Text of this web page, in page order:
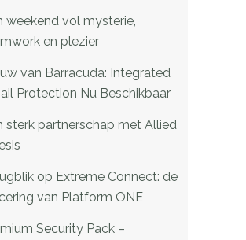
weekend vol mysterie,
en plezier
van Barracuda: Integrated
Protection Nu Beschikbaar
sterk partnerschap met Allied
op Extreme Connect: de
van Platform ONE
Security Pack –